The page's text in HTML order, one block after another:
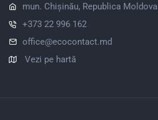
mun. Chișinău, Republica Moldova
+373 22 996 162
office@ecocontact.md
Vezi pe hartă